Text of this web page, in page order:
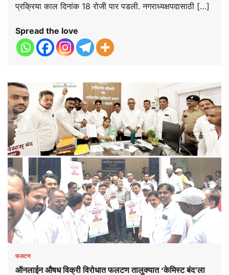
प्रक्रिया काल दिनांक 18 रोजी पार पडली. नगराध्यक्षपदासाठी […]
Spread the love
फलटण
ऑनलाईन औषध विक्री विरोधात फलटण तालुक्यात ‘केमिस्ट बंद’ला